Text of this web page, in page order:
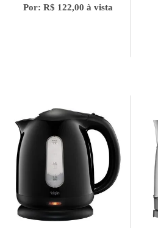
Por: R$ 122,00 à vista